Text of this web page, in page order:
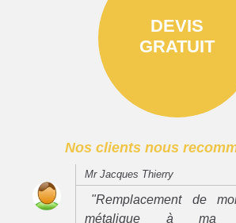
DEVIS
GRATUIT
Nos clients nous
Mr Jacques Thierry
"Remplacement de
métalique à ma